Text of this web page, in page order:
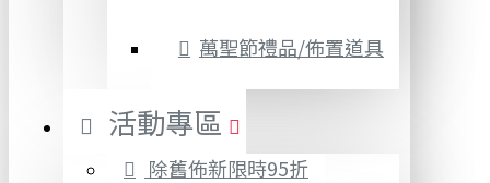
萬聖節禮品/佈置道具
活動專區
除舊佈新限時95折